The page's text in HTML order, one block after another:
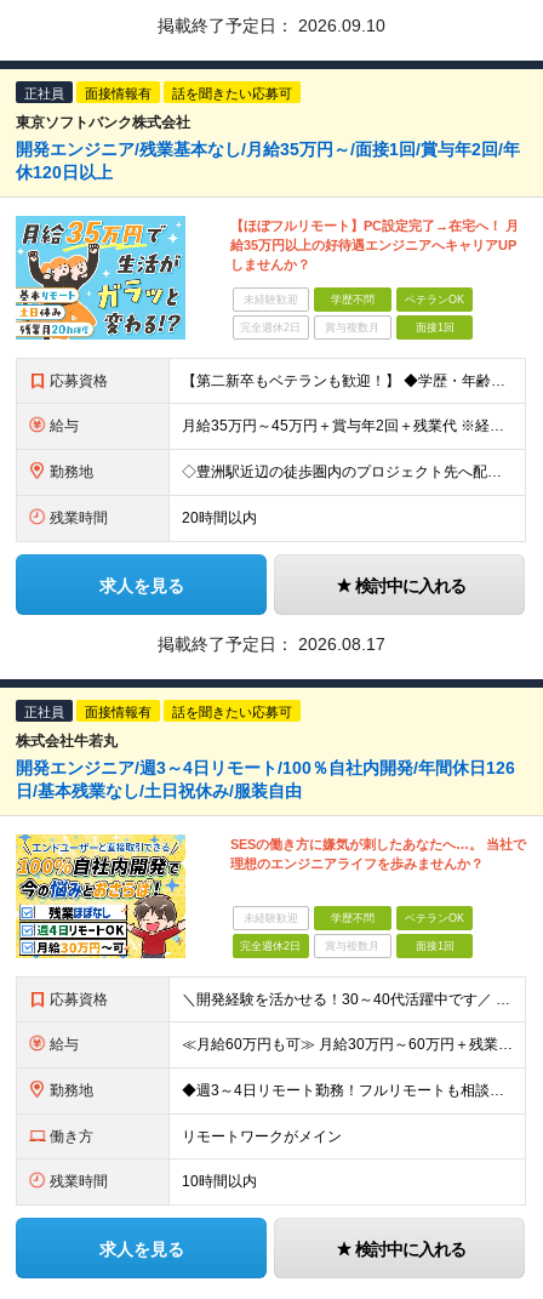
掲載終了予定日： 2026.09.10
正社員 面接情報有 話を聞きたい応募可
東京ソフトバンク株式会社
開発エンジニア/残業基本なし/月給35万円～/面接1回/賞与年2回/年
休120日以上
【ほぼフルリモート】PC設定完了→在宅へ！ 月
給35万円以上の好待遇エンジニアへキャリアUP
しませんか？
未経験歓迎 学歴不問 ベテランOK
完全週休2日 賞与複数月 面接1回
応募資格 【第二新卒もベテランも歓迎！】 ◆学歴・年齢不問 ◆何らかの開発実務経験をお持ちの方 ＼こんな方にピッタリです！／ ★素直で明るいコミュニケーションが取れる方 ★ほぼフルリモートで、通勤ストレスを無
給与 月給35万円～45万円＋賞与年2回＋残業代 ※経験・スキルを考慮のうえ決定します ※残業代は別途支給します（詳細は面接でご説明します） ※試用期間1か月あり（期間中の給与・待遇に差異はありません）
勤務地 ◇豊洲駅近辺の徒歩圏内のプロジェクト先へ配属 ◇転居を伴う転勤はありません 【本社】東京都渋谷区恵比寿1-8-3恵比寿リバストーンハイム 505 (変更の範囲)上記を除く当社関連勤務地
残業時間 20時間以内
求人を見る 検討中に入れる
掲載終了予定日： 2026.08.17
正社員 面接情報有 話を聞きたい応募可
株式会社牛若丸
開発エンジニア/週3～4日リモート/100％自社内開発/年間休日126
日/基本残業なし/土日祝休み/服装自由
SESの働き方に嫌気が刺したあなたへ…。 当社で
理想のエンジニアライフを歩みませんか？
未経験歓迎 学歴不問 ベテランOK
完全週休2日 賞与複数月 面接1回
応募資格 ＼開発経験を活かせる！30～40代活躍中です／ ◆学歴不問 ◆エンジニアとしての実務経験をお持ちの方 ┗年収・フェーズ・言語等不問です◎ ≪こんな方にピッタリ≫ ◇様々な技術・フェーズに携わりたい
給与 ≪月給60万円も可≫ 月給30万円～60万円＋残業代全額支給＋各種手当 ※前職の給与・経験・能力などを考慮の上、当社規定により優遇します ※残業代全額支給 ※試用期間3カ月（給与、待遇に差異はあり
勤務地 ◆週3～4日リモート勤務！フルリモートも相談可 ◆出社の場合は16:30退社 ◆転勤なし 【本社】 東京都港区新橋3-5-1 サンパウロビル2F (変更の範囲)上記を除く当社関連勤務地
働き方 リモートワークがメイン
残業時間 10時間以内
求人を見る 検討中に入れる